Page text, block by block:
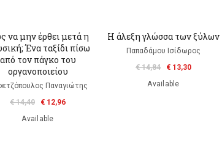
να μην έρθει μετά η
Ένα ταξίδι πίσω
από τον πάγκο του
οργανοποιείου
Παναγιώτης
€ 14,40
€ 12,96
Available
Η άλεξη γλώσσα των ξύλων
Παπαδάμου Ισίδωρος
€ 14,84
€ 13,30
Available